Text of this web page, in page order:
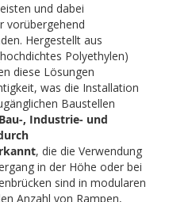
und dabei
vorübergehend
Hergestellt aus
Polyethylen)
diese Lösungen
was die Installation
Baustellen
, Industrie- und
, die die Verwendung
in der Höhe oder bei
sind in modularen
Anzahl von Rampen,